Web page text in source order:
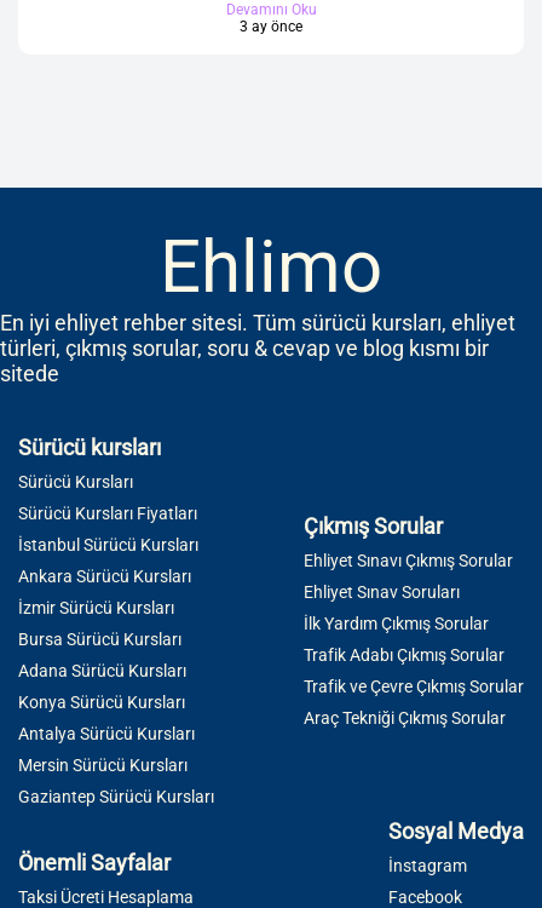
Devamını Oku
3 ay önce
Ehlimo
En iyi ehliyet rehber sitesi. Tüm sürücü kursları, ehliyet
türleri, çıkmış sorular, soru & cevap ve blog kısmı bir
sitede
Sürücü kursları
Sürücü Kursları
Sürücü Kursları Fiyatları
İstanbul Sürücü Kursları
Ankara Sürücü Kursları
İzmir Sürücü Kursları
Bursa Sürücü Kursları
Adana Sürücü Kursları
Konya Sürücü Kursları
Antalya Sürücü Kursları
Mersin Sürücü Kursları
Gaziantep Sürücü Kursları
Çıkmış Sorular
Ehliyet Sınavı Çıkmış Sorular
Ehliyet Sınav Soruları
İlk Yardım Çıkmış Sorular
Trafik Adabı Çıkmış Sorular
Trafik ve Çevre Çıkmış Sorular
Araç Tekniği Çıkmış Sorular
Önemli Sayfalar
Taksi Ücreti Hesaplama
Sosyal Medya
İnstagram
Facebook